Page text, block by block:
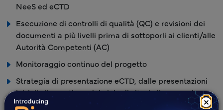
×
NeeS ed eCTD
Esecuzione di controlli di qualità (QC) e revisioni dei
documenti a più livelli prima di sottoporli ai clienti/alle
Autorità Competenti (AC)
Monitoraggio continuo del progetto
Strategia di presentazione eCTD, dalle presentazioni
iniziali alla gestione del ciclo di vita, in linea con i
requisiti di presentazione ANDA dell'Autorità